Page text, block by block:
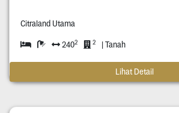
Citraland Utama
2402 2 | Tanah
Lihat Detail